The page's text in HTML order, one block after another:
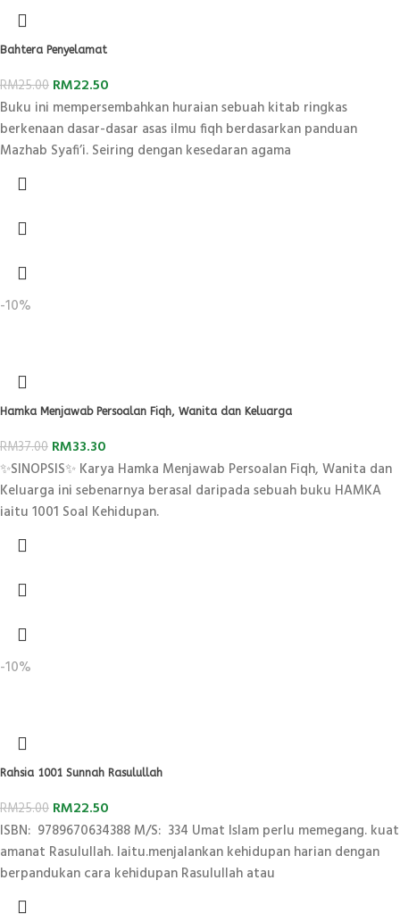
Bahtera Penyelamat
RM25.00 RM22.50
Buku ini mempersembahkan huraian sebuah kitab ringkas
berkenaan dasar-dasar asas ilmu fiqh berdasarkan panduan
Mazhab Syafi’i. Seiring dengan kesedaran agama
-10%
Hamka Menjawab Persoalan Fiqh, Wanita dan Keluarga
RM37.00 RM33.30
✨SINOPSIS✨ Karya Hamka Menjawab Persoalan Fiqh, Wanita dan
Keluarga ini sebenarnya berasal daripada sebuah buku HAMKA
iaitu 1001 Soal Kehidupan.
-10%
Rahsia 1001 Sunnah Rasulullah
RM25.00 RM22.50
ISBN: 9789670634388 M/S: 334 Umat Islam perlu memegang. kuat
amanat Rasulullah. Iaitu.menjalankan kehidupan harian dengan
berpandukan cara kehidupan Rasulullah atau